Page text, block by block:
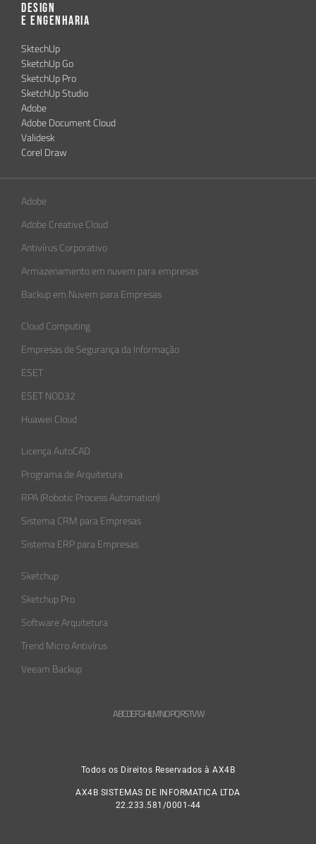
Design
e Engenharia
SktechUp
SketchUp Go
SketchUp Pro
SketchUp Studio
Adobe
Adobe Document Cloud
Validesk
Corel Draw
Adobe
Adobe Creative Cloud
Antivírus Corporativo
Armazenamento em nuvem para empresas
Backup em Nuvem para Empresas
Cloud Computing
Empresas de Segurança da Informação​
ESET
ESET NOD32
Huawei Cloud
Licença AutoCAD
Programa de Arquitetura
RPA (Robotic Process Automation)
Sistema CRM para Empresas
Sistema ERP para Empresas
Sketchup
Sketchup Pro
Software Arquitetura
Trend Micro Antivírus
Veeam Backup
ABCDEFGHLMNOPQRSTVW
Todos os Direitos Reservados à AX4B
AX4B SISTEMAS DE INFORMATICA LTDA
22.233.581/0001-44